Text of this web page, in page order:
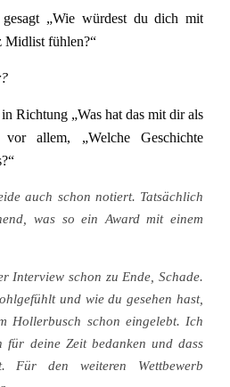
„Wie würdest du dich mit
Midlist fühlen?“
Richtung „Was hat das mit dir als
allem, „Welche Geschichte
auch schon notiert. Tatsächlich
was so ein Award mit einem
Interview schon zu Ende, Schade.
und wie du gesehen hast,
Hollerbusch schon eingelebt. Ich
für deine Zeit bedanken und dass
Für den weiteren Wettbewerb